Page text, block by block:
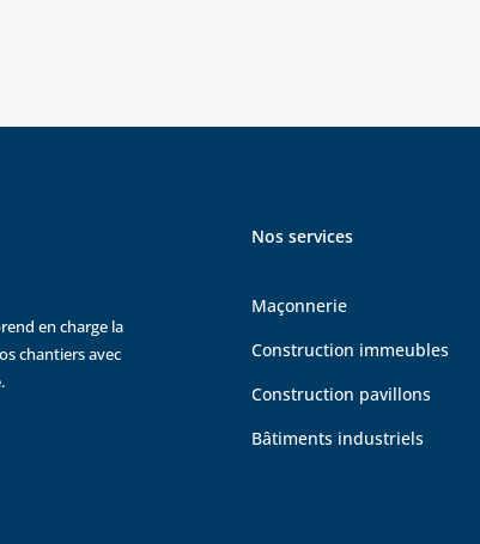
en charge la
chantiers avec
Nos services
Maçonnerie
Construction immeubles
Construction pavillons
Bâtiments industriels